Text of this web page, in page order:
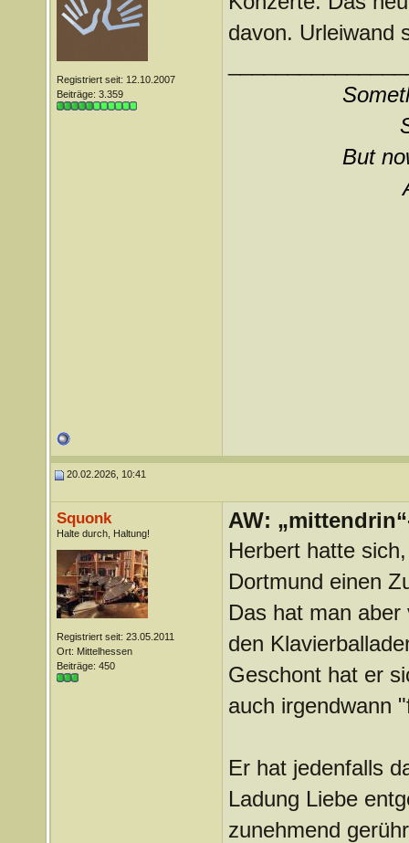
Registriert seit: 12.10.2007
Beiträge: 3.359
davon. Urleiwand
But
20.02.2026, 10:41
Squonk
Halte durch, Haltung!
Registriert seit: 23.05.2011
Ort: Mittelhessen
Beiträge: 450
AW:
Herbert hatte
Dortmund einen
Das hat man
den
Geschont hat er
auch irgendwann
Er hat jedenfalls
Ladung Liebe
zunehmend